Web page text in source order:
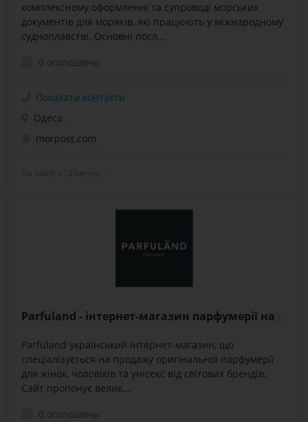
комплексному оформленні та супроводі морських
документів для моряків, які працюють у міжнародному
судноплавстві. Основні посл...
0 оголошень
Показати контакти
Одеса
morpost.com
Parfuland - інтернет-магазин парфумерії на
Parfuland український інтернет-магазин, що
спеціалізується на продажу оригінальної парфумерії
для жінок, чоловіків та унісекс від світових брендів.
Сайт пропонує велик...
0 оголошень